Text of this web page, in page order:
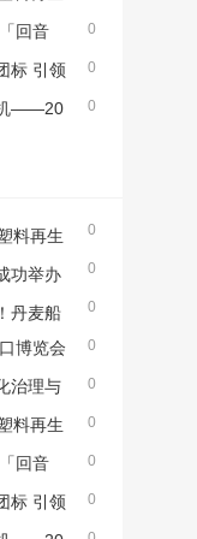
0
回音
0
标 引领
0
机——20
0
料再生
0
功举办
0
丹麦船
船动力，
0
博览会
0
治理与
0
料再生
0
回音
0
标 引领